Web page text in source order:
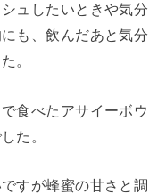
ュしたいときや気分
も、飲んだあと気分
。
食べたアサイーボウ
た。
すが蜂蜜の甘さと調